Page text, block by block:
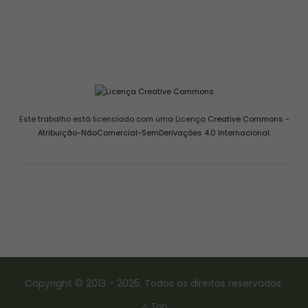
Este trabalho está licenciado com uma Licença Creative Commons -
Atribuição-NãoComercial-SemDerivações 4.0 Internacional.
Copyright © 2013 - 2025. Todos os direitos reservados.